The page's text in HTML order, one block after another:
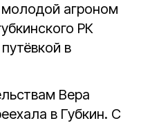
молодой агроном
РК
в
Вера
в Губкин. С